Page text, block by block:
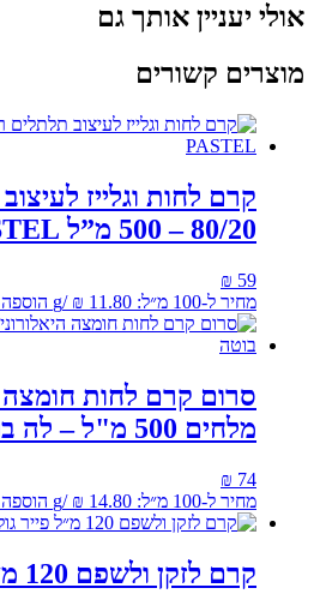
אולי יעניין אותך גם
מוצרים קשורים
קרם לחות וגלייז
80/20 – 500 מ”ל PASTEL
₪ 59
מחיר ל-100 מ״ל:
₪ 11.80
/
g
סרום קרם לחות חומצה
מלחים 500 מ"ל – לה בוטה
₪ 74
מחיר ל-100 מ״ל:
₪ 14.80
/
g
קרם לזקן ולשפם 120 מ״ל פייר גולייאט